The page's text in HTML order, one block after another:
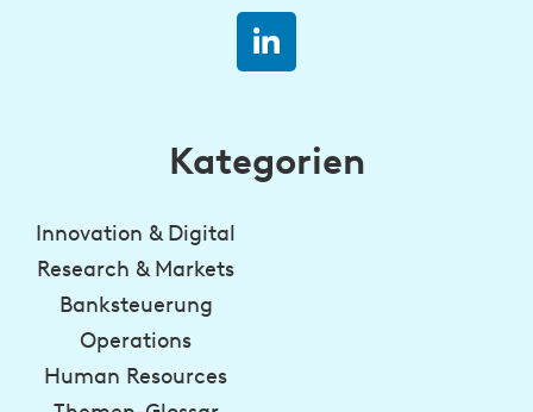
Kategorien
Innovation & Digital
Research & Markets
Banksteuerung
Operations
Human Resources